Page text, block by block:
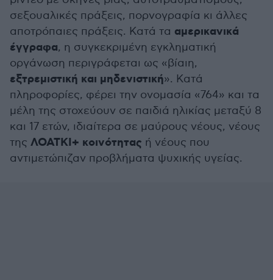
σεξουαλικές πράξεις, πορνογραφία κι άλλες
αποτρόπαιες πράξεις. Κατά τα αμερικανικά
έγγραφα, η συγκεκριμένη εγκληματική
οργάνωση περιγράφεται ως «βίαιη,
εξτρεμιστική και μηδενιστική». Κατά
πληροφορίες, φέρει την ονομασία «764» και τα
μέλη της στοχεύουν σε παιδιά ηλικίας μεταξύ 8
και 17 ετών, ιδιαίτερα σε μαύρους νέους, νέους
της ΛΟΑΤΚΙ+ κοινότητας ή νέους που
αντιμετώπιζαν προβλήματα ψυχικής υγείας.